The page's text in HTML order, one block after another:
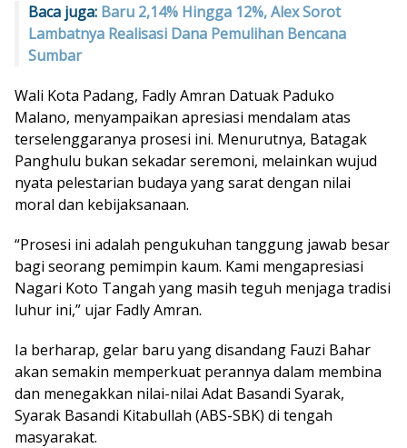
Baca juga: Baru 2,14% Hingga 12%, Alex Sorot
Lambatnya Realisasi Dana Pemulihan Bencana
Sumbar
Wali Kota Padang, Fadly Amran Datuak Paduko
Malano, menyampaikan apresiasi mendalam atas
terselenggaranya prosesi ini. Menurutnya, Batagak
Panghulu bukan sekadar seremoni, melainkan wujud
nyata pelestarian budaya yang sarat dengan nilai
moral dan kebijaksanaan.
“Prosesi ini adalah pengukuhan tanggung jawab besar
bagi seorang pemimpin kaum. Kami mengapresiasi
Nagari Koto Tangah yang masih teguh menjaga tradisi
luhur ini,” ujar Fadly Amran.
Ia berharap, gelar baru yang disandang Fauzi Bahar
akan semakin memperkuat perannya dalam membina
dan menegakkan nilai-nilai Adat Basandi Syarak,
Syarak Basandi Kitabullah (ABS-SBK) di tengah
masyarakat.